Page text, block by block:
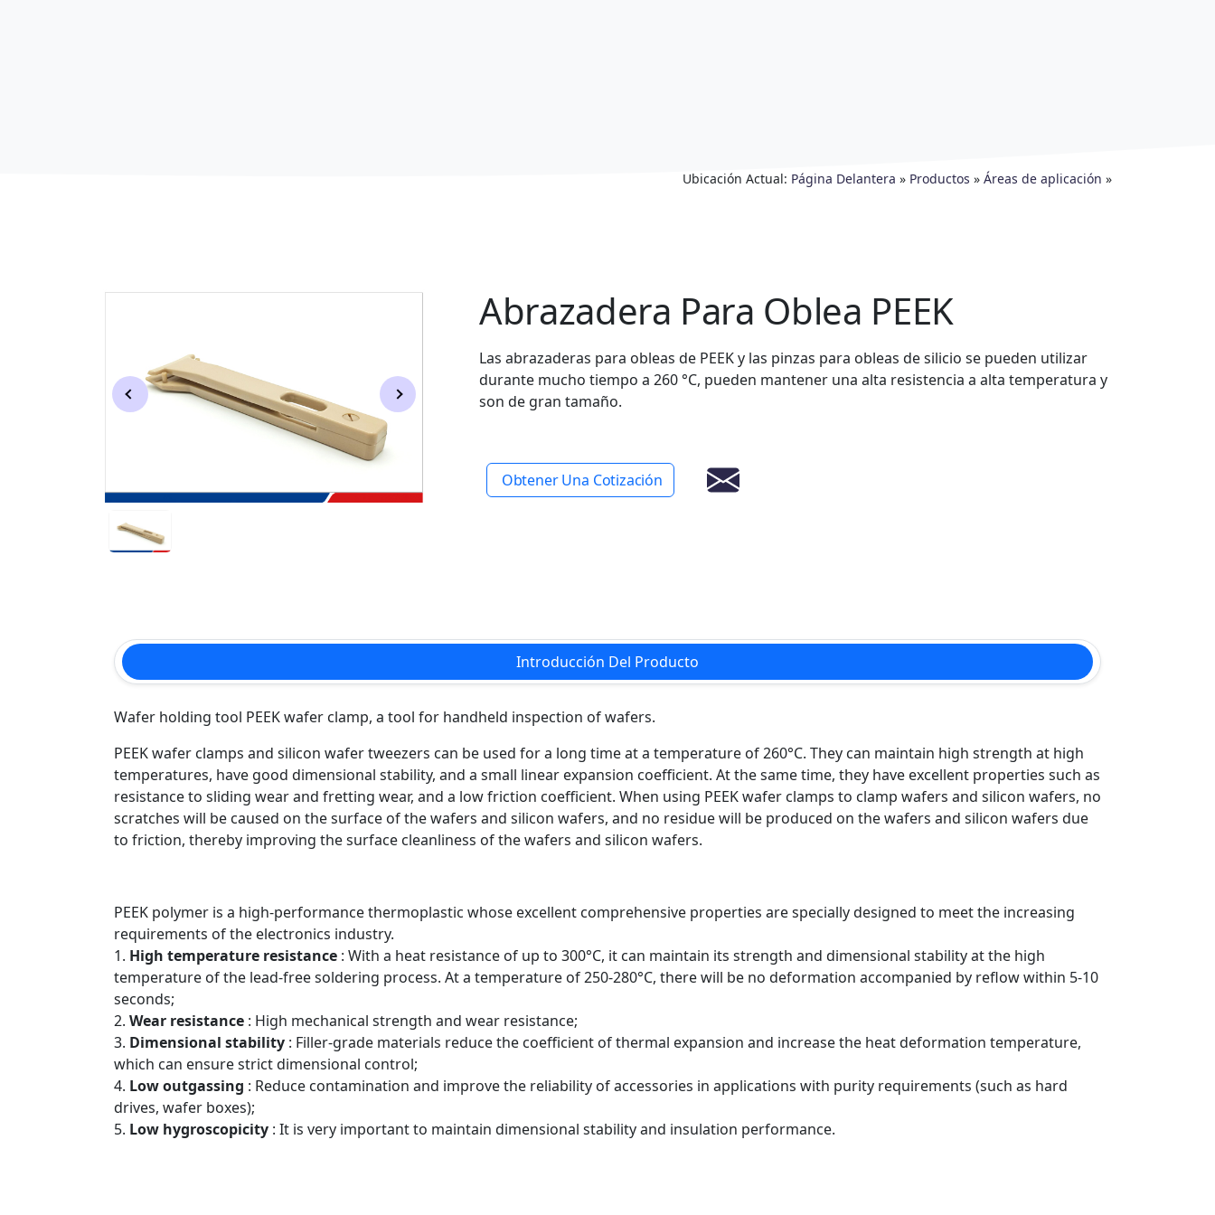
Ubicación Actual: Página Delantera » Productos » Áreas de aplicación »
Abrazadera Para Oblea PEEK
Las abrazaderas para obleas de PEEK y las pinzas para obleas de silicio se pueden utilizar
durante mucho tiempo a 260 °C, pueden mantener una alta resistencia a alta temperatura y
son de gran tamaño.
Obtener Una Cotización
Introducción Del Producto
Wafer holding tool PEEK wafer clamp, a tool for handheld inspection of wafers.
PEEK wafer clamps and silicon wafer tweezers can be used for a long time at a temperature of 260°C. They can maintain high strength at high
temperatures, have good dimensional stability, and a small linear expansion coefficient. At the same time, they have excellent properties such as
resistance to sliding wear and fretting wear, and a low friction coefficient. When using PEEK wafer clamps to clamp wafers and silicon wafers, no
scratches will be caused on the surface of the wafers and silicon wafers, and no residue will be produced on the wafers and silicon wafers due
to friction, thereby improving the surface cleanliness of the wafers and silicon wafers.
PEEK polymer is a high-performance thermoplastic whose excellent comprehensive properties are specially designed to meet the increasing
requirements of the electronics industry.
1. High temperature resistance : With a heat resistance of up to 300°C, it can maintain its strength and dimensional stability at the high
temperature of the lead-free soldering process. At a temperature of 250-280°C, there will be no deformation accompanied by reflow within 5-10
seconds;
2. Wear resistance : High mechanical strength and wear resistance;
3. Dimensional stability : Filler-grade materials reduce the coefficient of thermal expansion and increase the heat deformation temperature,
which can ensure strict dimensional control;
4. Low outgassing : Reduce contamination and improve the reliability of accessories in applications with purity requirements (such as hard
drives, wafer boxes);
5. Low hygroscopicity : It is very important to maintain dimensional stability and insulation performance.